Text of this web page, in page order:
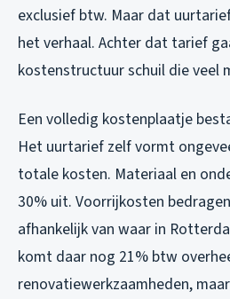
exclusief btw. Maar dat
het verhaal. Achter dat tarief
kostenstructuur schuil die veel
Een volledig kostenplaatje
Het uurtarief zelf vormt
totale kosten. Materiaal en
30% uit. Voorrijkosten
afhankelijk van waar in
komt daar nog 21% btw
renovatiewerkzaamheden,